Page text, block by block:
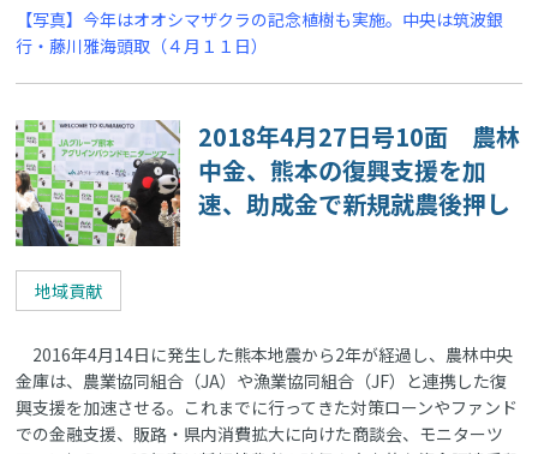
【写真】今年はオオシマザクラの記念植樹も実施。中央は筑波銀
行・藤川雅海頭取（４月１１日）
2018年4月27日号10面 農林
中金、熊本の復興支援を加
速、助成金で新規就農後押し
地域貢献
2016年4月14日に発生した熊本地震から2年が経過し、農林中央
金庫は、農業協同組合（JA）や漁業協同組合（JF）と連携した復
興支援を加速させる。これまでに行ってきた対策ローンやファンド
での金融支援、販路・県内消費拡大に向けた商談会、モニターツ